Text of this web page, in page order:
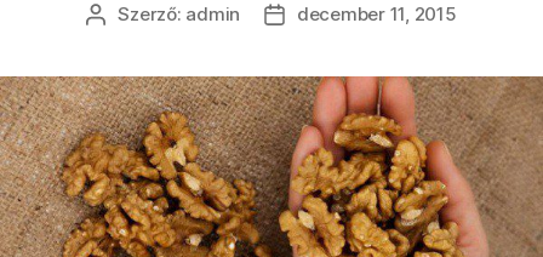
Bejegyzés
Szerző: admin
Bejegyzés
december 11, 2015